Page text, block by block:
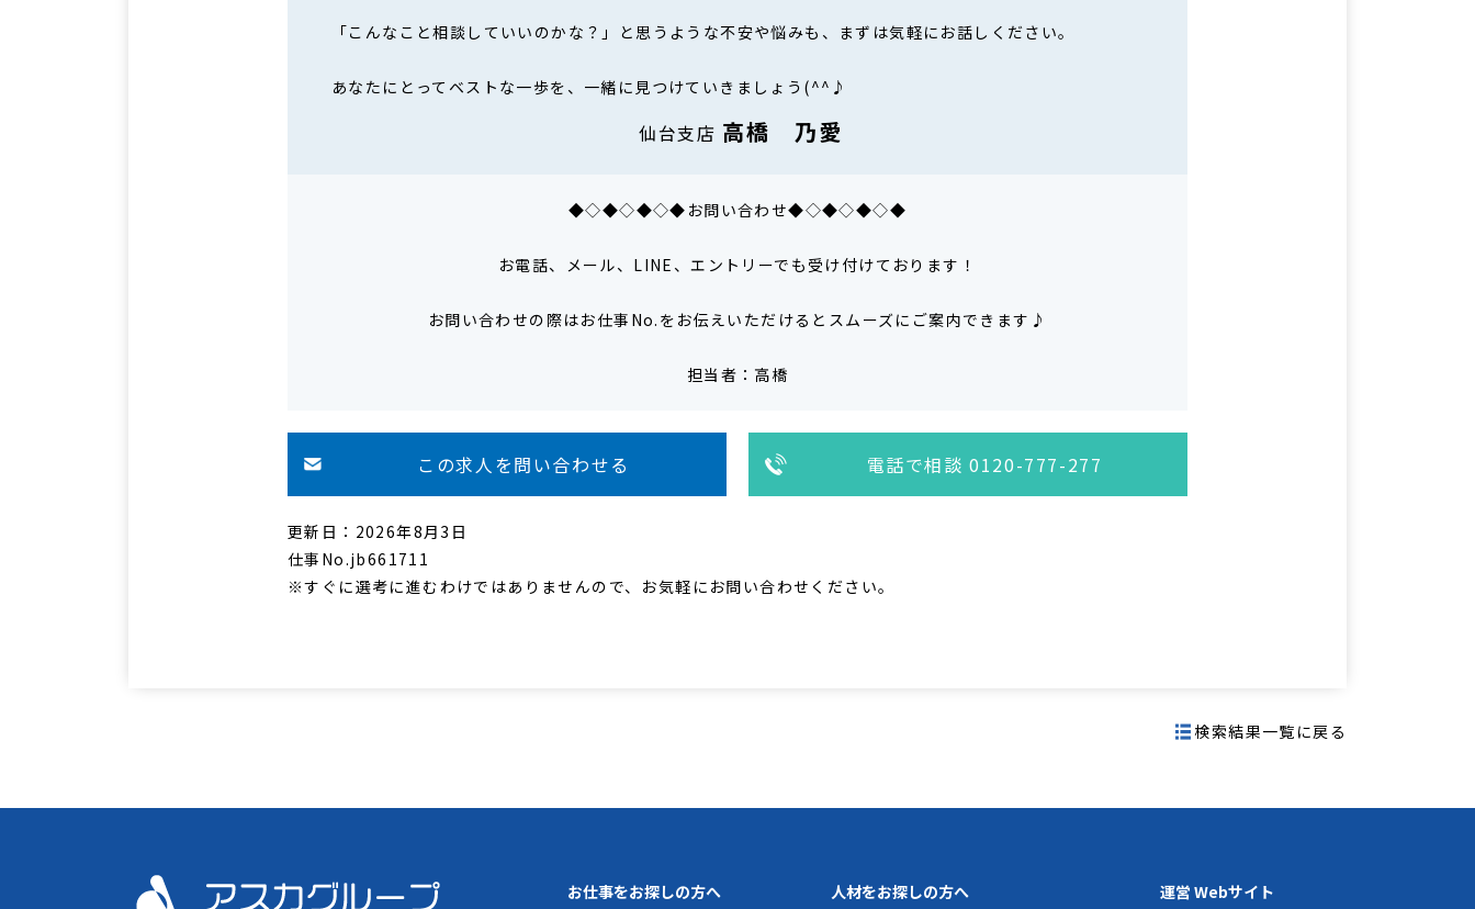
「こんなこと相談していいのかな？」と思うような不安や悩みも、まずは気軽にお話しください。
あなたにとってベストな一歩を、一緒に見つけていきましょう(^^♪
仙台支店 高橋 乃愛
◆◇◆◇◆◇◆お問い合わせ◆◇◆◇◆◇◆
お電話、メール、LINE、エントリーでも受け付けております！
お問い合わせの際はお仕事No.をお伝えいただけるとスムーズにご案内できます♪
担当者：高橋
この求人を問い合わせる 電話で相談 0120-777-277
更新日：2026年8月3日
仕事No.jb661711
※すぐに選考に進むわけではありませんので、お気軽にお問い合わせください。
検索結果一覧に戻る
お仕事をお探しの方へ 人材をお探しの方へ 運営 Webサイト